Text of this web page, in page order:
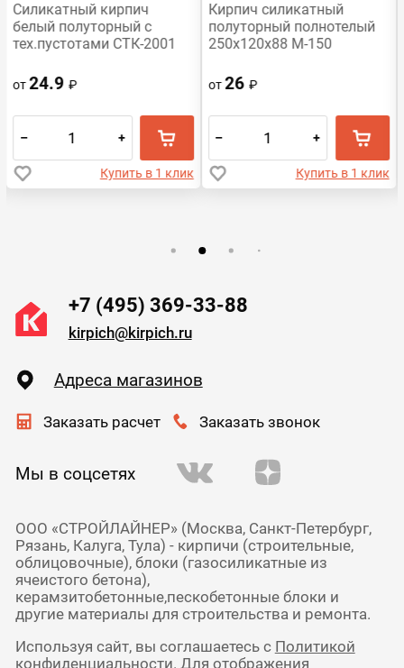
Силикатный кирпич
белый полуторный с
тех.пустотами СТК-2001
от24.9₽
– +
Купить в 1 клик
Кирпич силикатный
полуторный полнотелый
250х120х88 М-150
от26₽
– +
Купить в 1 клик
+7 (495) 369-33-88
kirpich@kirpich.ru
Адреса магазинов
Заказать расчет Заказать звонок
Мы в соцсетях
ООО «СТРОЙЛАЙНЕР» (Москва, Санкт-Петербург,
Рязань, Калуга, Тула) - кирпичи (строительные,
облицовочные), блоки (газосиликатные из
ячеистого бетона),
керамзитобетонные,пескобетонные блоки и
другие материалы для строительства и ремонта.
Используя сайт, вы соглашаетесь с Политикой
конфиденциальности. Для отображения